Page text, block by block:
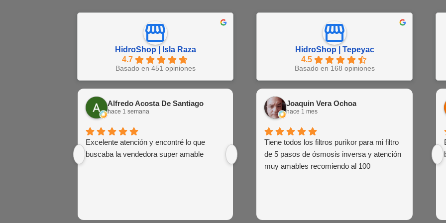
HidroShop | Isla Raza
4.7
Basado en 451 opiniones
Alfredo Acosta De Santiago
hace 1 semana
Excelente atención y encontré lo que
buscaba la vendedora super amable
Juan Barajas
hace 1 semana
Buena atención al cliente de las agentes
de venta
Muy
HidroShop | Tepeyac
4.5
Basado en 168 opiniones
Joaquin Vera Ochoa
hace 1 mes
Tiene todos los filtros purikor para mi filtro
de 5 pasos de ósmosis inversa y atención
muy amables recomiendo al 100